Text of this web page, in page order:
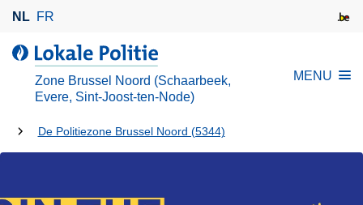
a
NL FR
d
k
a
e
Zone Brussel Noord (Schaarbeek,
Evere, Sint-Joost-ten-Node)
MENU
U
bent
De Politiezone Brussel Noord (5344)